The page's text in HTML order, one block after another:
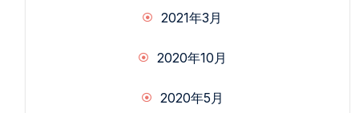
2021年3月
2020年10月
2020年5月